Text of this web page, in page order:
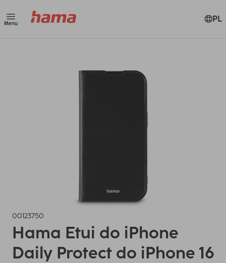
Menu PL
00123750
Hama Etui do iPhone
Daily Protect do iPhone 16